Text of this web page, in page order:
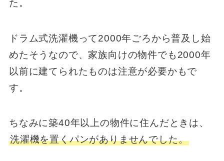
た。
ドラム式洗濯機って2000年ごろから普及し始
めたそうなので、家族向けの物件でも2000年
以前に建てられたものは注意が必要かもで
す。
ちなみに築40年以上の物件に住んだときは、
洗濯機を置くパンがありませんでした。